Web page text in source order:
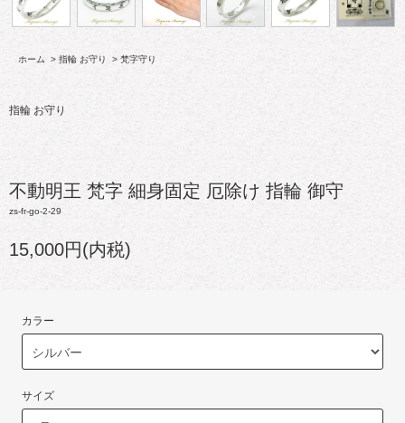
ホーム > 指輪 お守り > 梵字守り
指輪 お守り
不動明王 梵字 細身固定 厄除け 指輪 御守
zs-fr-go-2-29
15,000円(内税)
カラー
サイズ